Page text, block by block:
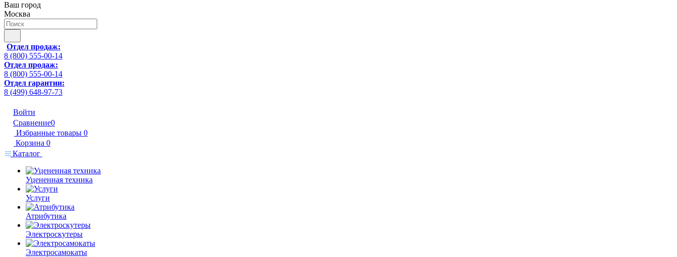
Ваш город
Москва
Отдел продаж:
8 (800) 555-00-14
Отдел продаж:
8 (800) 555-00-14
Отдел гарантии:
8 (499) 648-97-73
Войти
Сравнение0
Избранные товары 0
Корзина 0
Каталог
Уцененная техника
Услуги
Атрибутика
Электроскутеры
Электросамокаты